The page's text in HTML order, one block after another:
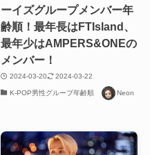
ーイズグループメンバー年
齢順！最年長はFTIsland、
最年少はAMPERS&ONEの
メンバー！
2024-03-20 2024-03-22
K-POP男性グループ年齢順 Neon